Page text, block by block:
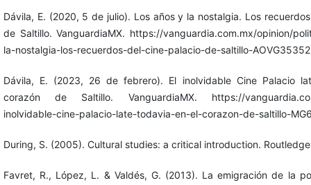
Dávila, E. (2020, 5 de julio). Los años y la nostalgia. Los
de Saltillo. VanguardiaMX. https://vanguardia.com.mx/opinion/
la-nostalgia-los-recuerdos-del-cine-palacio-de-saltillo-
Dávila, E. (2023, 26 de febrero). El inolvidable Cine Palacio
corazón de Saltillo. VanguardiaMX. https://
inolvidable-cine-palacio-late-todavia-en-el-corazon-de-saltillo-
During, S. (2005). Cultural studies: a critical introduction.
Favret, R., López, L. & Valdés, G. (2013). La emigración de la